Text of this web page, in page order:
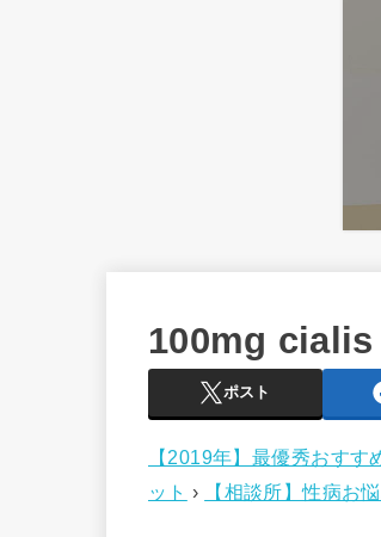
100mg
ポスト
【2019年】最優秀おす
ット › 【相談所】性病お